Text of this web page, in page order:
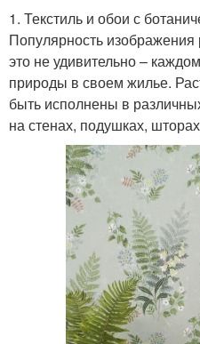
1. Текстиль и обои с
Популярность изображения
это не удивительно –
природы в своем жилье.
быть исполнены в
на стенах, подушках,